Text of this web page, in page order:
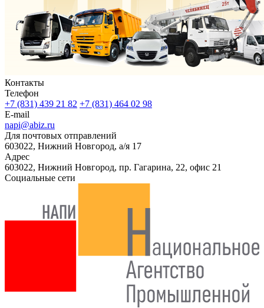
Контакты
Телефон
+7 (831) 439 21 82 +7 (831) 464 02 98
E-mail
napi@abiz.ru
Для почтовых отправлений
603022, Нижний Новгород, а/я 17
Адрес
603022, Нижний Новгород, пр. Гагарина, 22, офис 21
Социальные сети